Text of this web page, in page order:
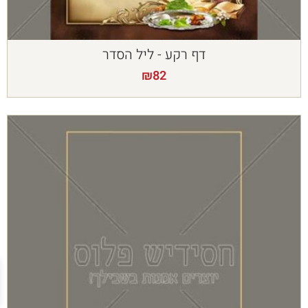
דף רקע - ליל הסדר
₪82